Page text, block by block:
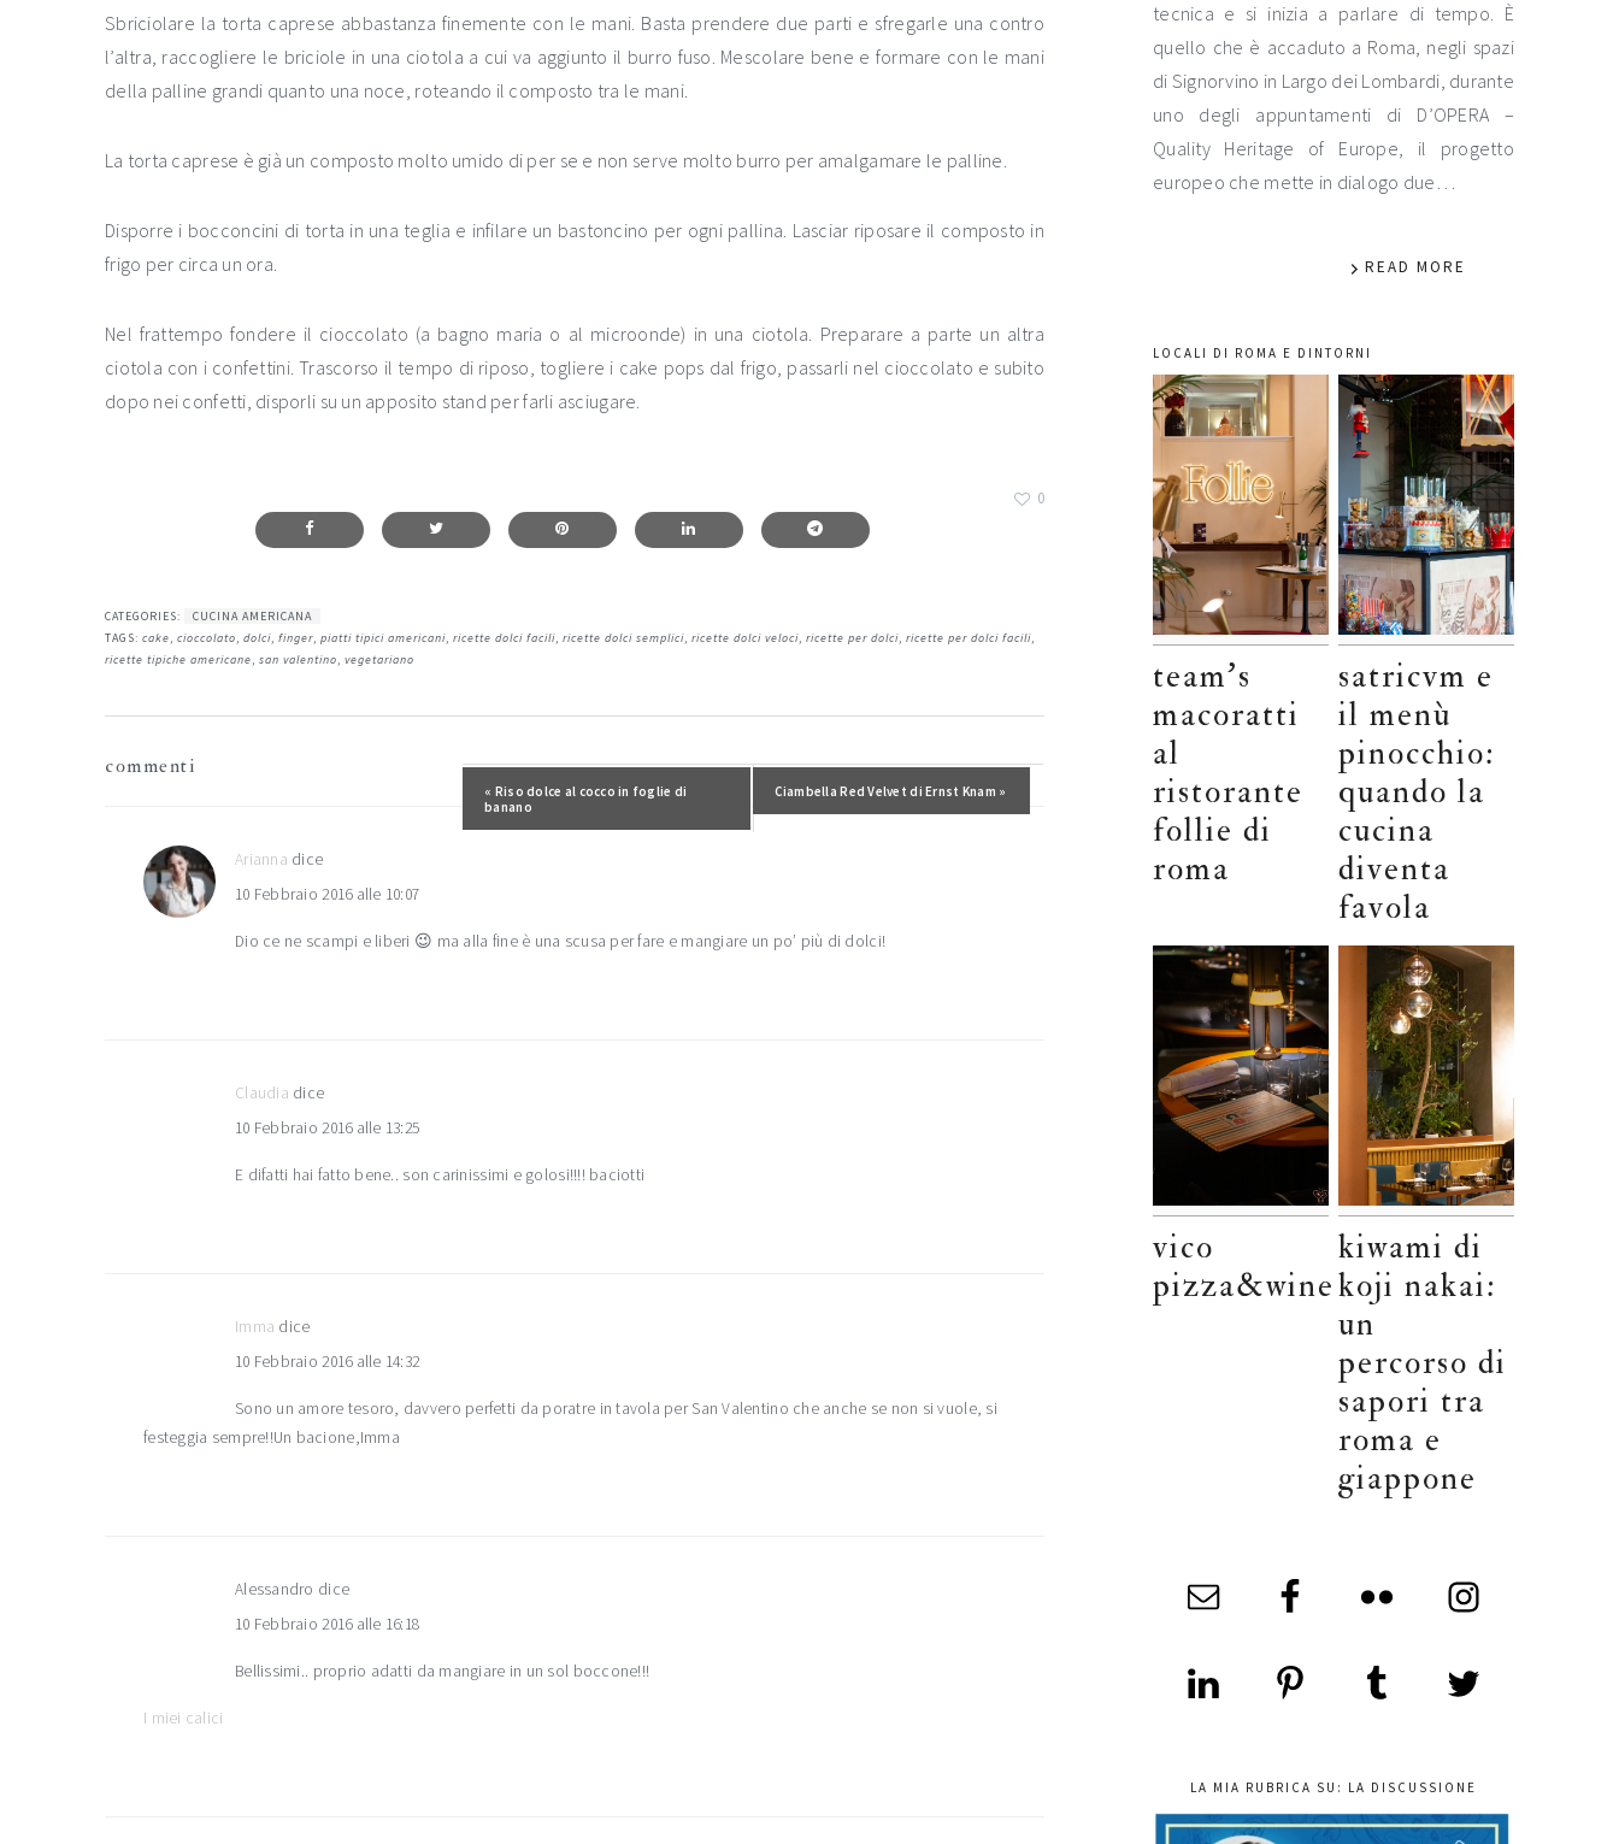
Sbriciolare la torta caprese abbastanza finemente con le mani. Basta prendere due parti e sfregarle una contro
l’altra, raccogliere le briciole in una ciotola a cui va aggiunto il burro fuso. Mescolare bene e formare con le mani
della palline grandi quanto una noce, roteando il composto tra le mani.
La torta caprese è già un composto molto umido di per se e non serve molto burro per amalgamare le palline.
Disporre i bocconcini di torta in una teglia e infilare un bastoncino per ogni pallina. Lasciar riposare il composto in
frigo per circa un ora.
Nel frattempo fondere il cioccolato (a bagno maria o al microonde) in una ciotola. Preparare a parte un altra
ciotola con i confettini. Trascorso il tempo di riposo, togliere i cake pops dal frigo, passarli nel cioccolato e subito
dopo nei confetti, disporli su un apposito stand per farli asciugare.
0
CATEGORIES:
CUCINA AMERICANA
TAGS: cake, cioccolato, dolci, finger, piatti tipici americani, ricette dolci facili, ricette dolci semplici, ricette dolci veloci, ricette per dolci, ricette per dolci facili,
ricette tipiche americane, san valentino, vegetariano
Post precedente:
« Riso dolce al cocco in foglie di
banano
Post successivo:
Ciambella Red Velvet di Ernst Knam »
del
commenti
Arianna dice
10 Febbraio 2016 alle 10:07
Dio ce ne scampi e liberi 😉 ma alla fine è una scusa per fare e mangiare un po’ più di dolci!
Claudia dice
10 Febbraio 2016 alle 13:25
E difatti hai fatto bene.. son carinissimi e golosi!!!! baciotti
Imma dice
10 Febbraio 2016 alle 14:32
Sono un amore tesoro, davvero perfetti da poratre in tavola per San Valentino che anche se non si vuole, si
festeggia sempre!!Un bacione,Imma
Alessandro dice
10 Febbraio 2016 alle 16:18
Bellissimi.. proprio adatti da mangiare in un sol boccone!!!
I miei calici
tecnica e si inizia a parlare di tempo. È
quello che è accaduto a Roma, negli spazi
di Signorvino in Largo dei Lombardi, durante
uno degli appuntamenti di D’OPERA –
Quality Heritage of Europe, il progetto
europeo che mette in dialogo due…
READ MORE
LOCALI DI ROMA E DINTORNI
team’s
macoratti
al
ristorante
follie di
roma
satricvm e
il menù
pinocchio:
quando la
cucina
diventa
favola
vico
pizza&wine
kiwami di
koji nakai:
un
percorso di
sapori tra
roma e
giappone
LA MIA RUBRICA SU: LA DISCUSSIONE